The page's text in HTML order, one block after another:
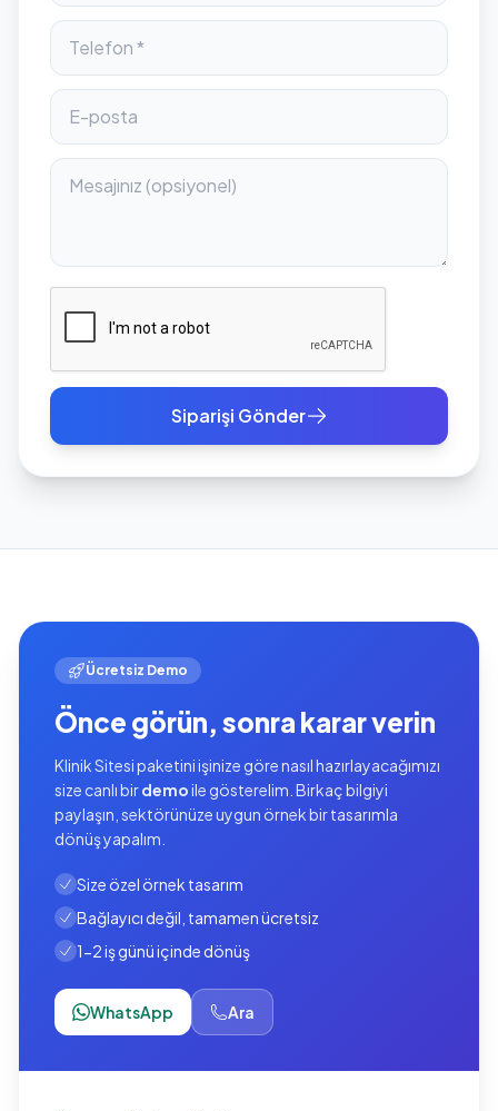
Siparişi Gönder
Ücretsiz Demo
Önce görün, sonra karar verin
Klinik Sitesi paketini işinize göre nasıl hazırlayacağımızı
size canlı birdemoile gösterelim. Birkaç bilgiyi
paylaşın, sektörünüze uygun örnek bir tasarımla
dönüş yapalım.
Size özel örnek tasarım
Bağlayıcı değil, tamamen ücretsiz
1-2 iş günü içinde dönüş
WhatsApp Ara